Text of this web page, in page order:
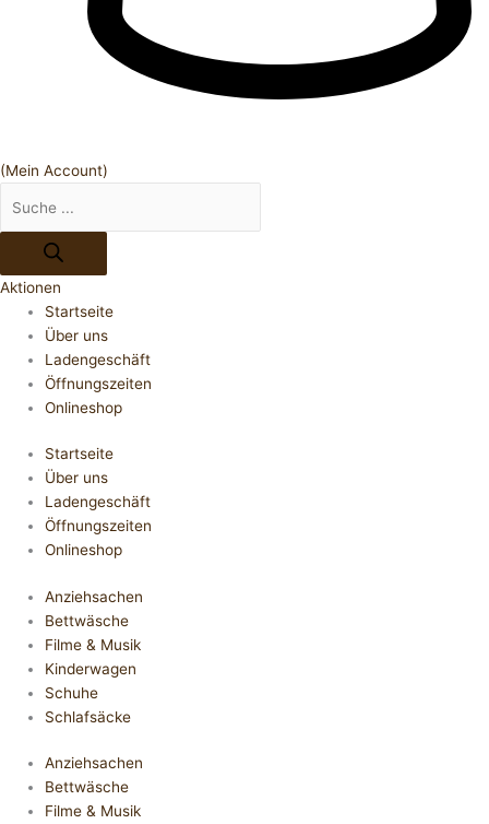
(Mein Account)
Aktionen
Startseite
Über uns
Ladengeschäft
Öffnungszeiten
Onlineshop
Startseite
Über uns
Ladengeschäft
Öffnungszeiten
Onlineshop
Anziehsachen
Bettwäsche
Filme & Musik
Kinderwagen
Schuhe
Schlafsäcke
Anziehsachen
Bettwäsche
Filme & Musik